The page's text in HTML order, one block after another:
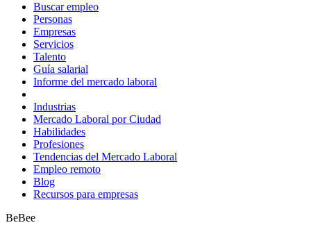
Buscar empleo
Personas
Empresas
Servicios
Talento
Guía salarial
Informe del mercado laboral
Industrias
Mercado Laboral por Ciudad
Habilidades
Profesiones
Tendencias del Mercado Laboral
Empleo remoto
Blog
Recursos para empresas
BeBee